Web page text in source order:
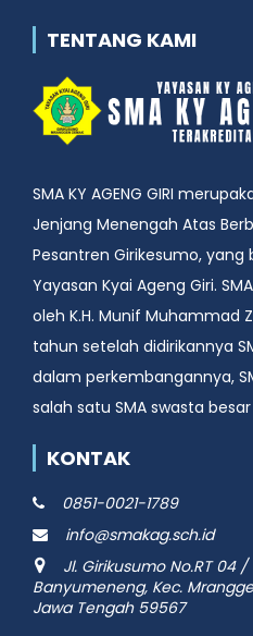
TENTANG KAMI
SMA KY AGENG GIRI
Jenjang Menengah Atas
Pesantren Girikesumo,
Yayasan Kyai Ageng Giri.
oleh K.H. Munif Muhammad
tahun setelah didirikannya
dalam perkembangannya,
salah satu SMA swasta
KONTAK
0851-0021-1789
info@smakag.sch.id
Jl. Girikusumo No.RT 04 /
Banyumeneng, Kec.
Jawa Tengah 59567